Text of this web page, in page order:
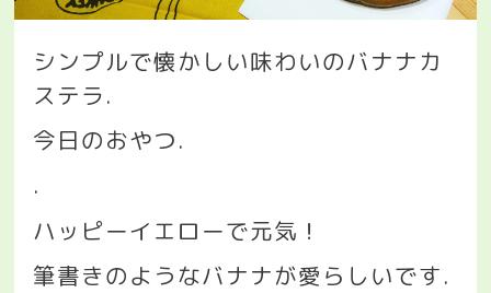
シンプルで懐かしい味わいのバナナカ
ステラ.
今日のおやつ.
.
ハッピーイエローで元気！
筆書きのようなバナナが愛らしいです.